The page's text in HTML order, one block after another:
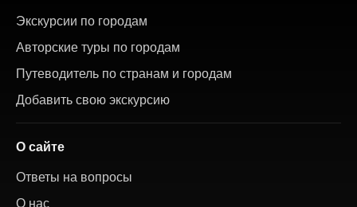
Экскурсии по городам
Авторские туры по городам
Путеводитель по странам и городам
Добавить свою экскурсию
О сайте
Ответы на вопросы
О нас